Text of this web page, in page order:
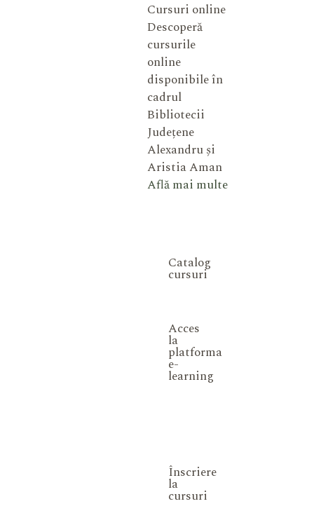
Cursuri online
Descoperă
cursurile
online
disponibile în
cadrul
Bibliotecii
Județene
Alexandru și
Aristia Aman
Află mai multe
Catalog
cursuri
Acces
la
platforma
e-
learning
Înscriere
la
cursuri